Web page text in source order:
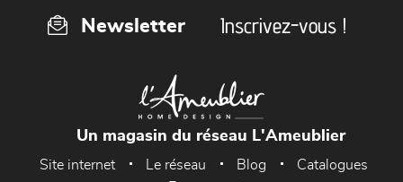
Newsletter Inscrivez-vous !
Un magasin du réseau L'Ameublier
Site internet Le réseau Blog
Catalogues